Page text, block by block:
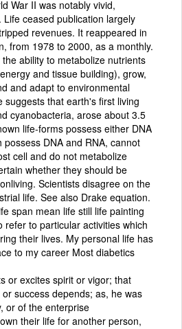
War II was notably vivid,
ceased publication largely
revenues. It reappeared in
from 1978 to 2000, as a monthly.
ability to metabolize nutrients
and tissue building), grow,
and adapt to environmental
suggests that earth's first living
cyanobacteria, arose about 3.5
life-forms possess either DNA
possess DNA and RNA, cannot
cell and do not metabolize
whether they should be
Scientists disagree on the
life. See also Drake equation.
span mean life still life painting
refer to particular activities which
their lives. My personal life has
to my career Most diabetics
or excites spirit or vigor; that
success depends; as, he was
or of the enterprise
their life for another person,